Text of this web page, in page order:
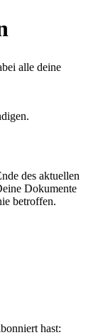
alle deine
des aktuellen
Dokumente
betroffen.
hast: